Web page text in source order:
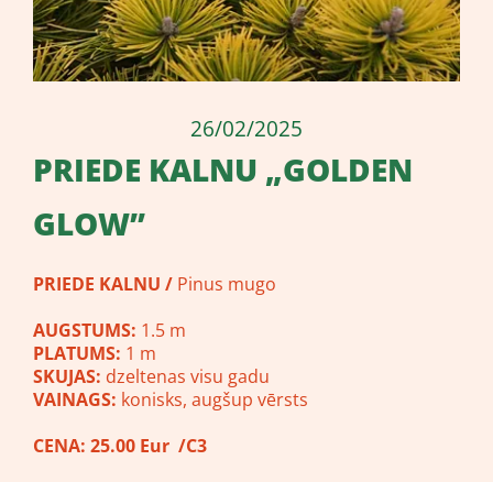
26/02/2025
PRIEDE KALNU „GOLDEN
GLOW”
PRIEDE KALNU / Pinus mugo
AUGSTUMS: 1.5 m
PLATUMS: 1 m
SKUJAS: dzeltenas visu gadu
VAINAGS: konisks, augšup vērsts
CENA: 25.00 Eur /C3